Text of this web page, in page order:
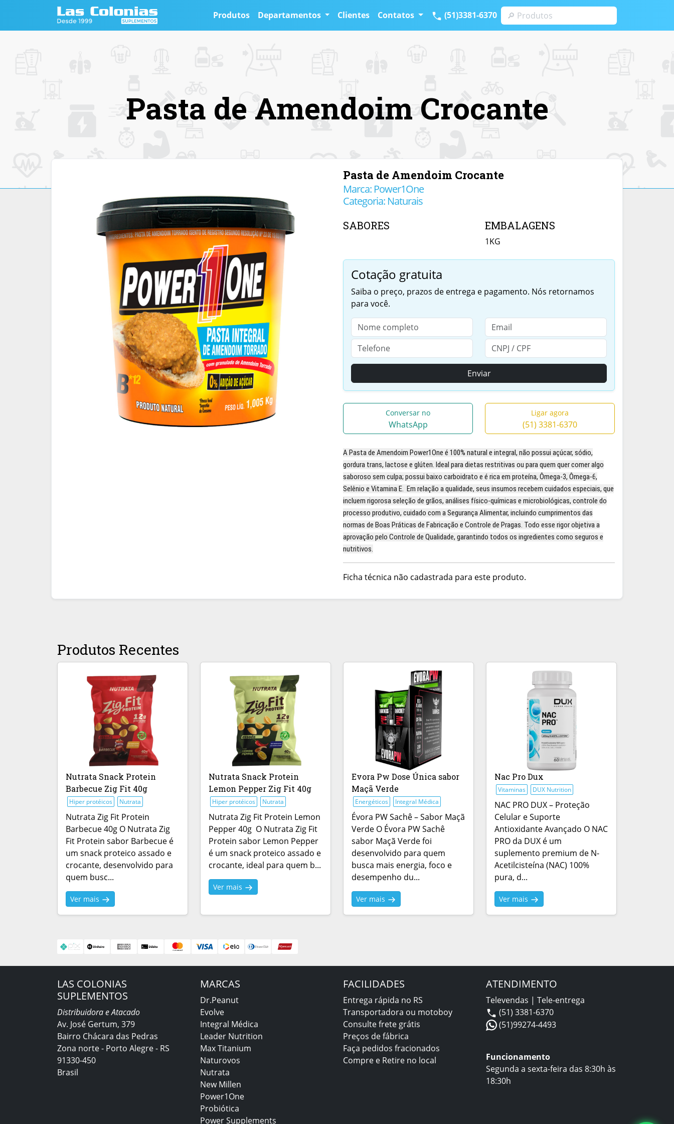
Produtos Departamentos Clientes Contatos (51)3381-6370
Pasta de Amendoim Crocante
Pasta de Amendoim Crocante
Marca: Power1One
Categoria: Naturais
SABORES EMBALAGENS
1KG
Cotação gratuita
Saiba o preço, prazos de entrega e pagamento. Nós retornamos
para você.
Enviar
Conversar no
WhatsApp
Ligar agora
(51) 3381-6370
A Pasta de Amendoim Power1One é 100% natural e integral, não possui açúcar, sódio,
gordura trans, lactose e glúten. Ideal para dietas restritivas ou para quem quer comer algo
saboroso sem culpa; possui baixo carboidrato e é rica em proteína, Ômega-3, Ômega-6,
Selênio e Vitamina E. Em relação a qualidade, seus insumos recebem cuidados especiais, que
incluem rigorosa seleção de grãos, análises físico-químicas e microbiológicas, controle do
processo produtivo, cuidado com a Segurança Alimentar, incluindo cumprimentos das
normas de Boas Práticas de Fabricação e Controle de Pragas. Todo esse rigor objetiva a
aprovação pelo Controle de Qualidade, garantindo todos os ingredientes como seguros e
nutritivos.
Ficha técnica não cadastrada para este produto.
Produtos Recentes
Nutrata Snack Protein
Barbecue Zig Fit 40g
Hiper protéicos Nutrata
Nutrata Zig Fit Protein
Barbecue 40g O Nutrata Zig
Fit Protein sabor Barbecue é
um snack proteico assado e
crocante, desenvolvido para
quem busc...
Ver mais
Nutrata Snack Protein
Lemon Pepper Zig Fit 40g
Hiper protéicos Nutrata
Nutrata Zig Fit Protein Lemon
Pepper 40g O Nutrata Zig Fit
Protein sabor Lemon Pepper
é um snack proteico assado e
crocante, ideal para quem b...
Ver mais
Evora Pw Dose Única sabor
Maçã Verde
Energéticos Integral Médica
Évora PW Sachê – Sabor Maçã
Verde O Évora PW Sachê
sabor Maçã Verde foi
desenvolvido para quem
busca mais energia, foco e
desempenho du...
Ver mais
Nac Pro Dux
Vitaminas DUX Nutrition
NAC PRO DUX – Proteção
Celular e Suporte
Antioxidante Avançado O NAC
PRO da DUX é um
suplemento premium de N-
Acetilcisteína (NAC) 100%
pura, d...
Ver mais
LAS COLONIAS
SUPLEMENTOS
Distribuidora e Atacado
Av. José Gertum, 379
Bairro Chácara das Pedras
Zona norte - Porto Alegre - RS
91330-450
Brasil
MARCAS
Dr.Peanut
Evolve
Integral Médica
Leader Nutrition
Max Titanium
Naturovos
Nutrata
New Millen
Power1One
Probiótica
Power Supplements
FACILIDADES
Entrega rápida no RS
Transportadora ou motoboy
Consulte frete grátis
Preços de fábrica
Faça pedidos fracionados
Compre e Retire no local
ATENDIMENTO
Televendas | Tele-entrega
(51) 3381-6370
(51)99274-4493
Funcionamento
Segunda a sexta-feira das 8:30h às
18:30h